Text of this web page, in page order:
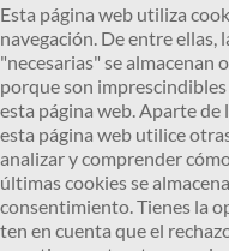
Esta página web utiliza
navegación. De entre ellas,
"necesarias" se
porque son
esta página web. Aparte de
esta página web utilice
analizar y comprender
últimas cookies se
consentimiento. Tienes la
ten en cuenta que el